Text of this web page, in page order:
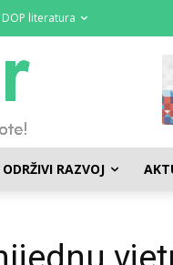
literatura
RAZVOJ